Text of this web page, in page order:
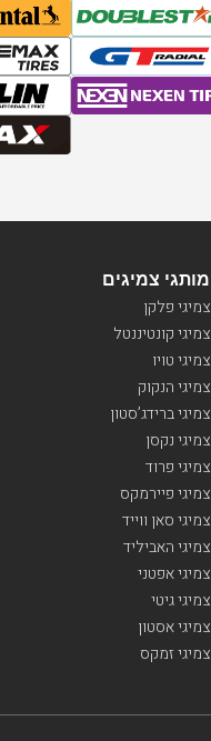
מותגי צמיגים
צמיגי פלקן
צמיגי קונטיננטל
צמיגי טויו
צמיגי הנקוק
צמיגי ברידג’סטון
צמיגי נקסן
צמיגי פרוד
צמיגי פיירמקס
צמיגי סאן ווייד
צמיגי האביליד
צמיגי אפטני
צמיגי גיטי
צמיגי אסטון
צמיגי זמקס